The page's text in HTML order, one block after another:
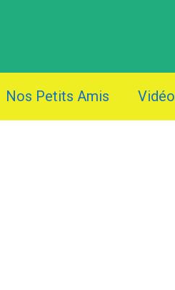
Nos Petits Amis Vidéo